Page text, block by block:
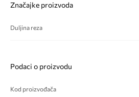
Značajke proizvoda
Duljina reza
Podaci o proizvodu
Kod proizvođača